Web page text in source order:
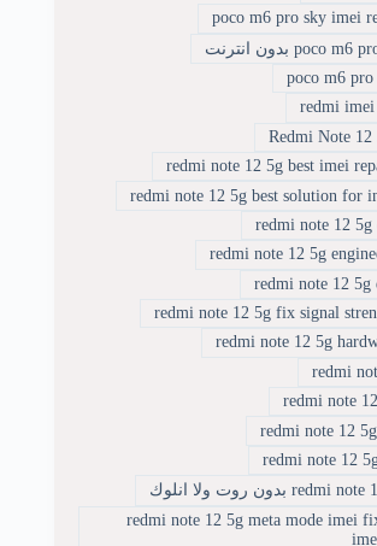
redmi note 12 5g meta mode imei